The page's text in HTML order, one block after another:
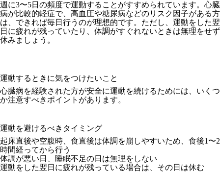
週に3〜5日の頻度で運動することがすすめられています。心臓
病が比較的軽症で、高血圧や糖尿病などのリスク因子がある方
は、できれば毎日行うのが理想的です。ただし、運動をした翌
日に疲れが残っていたり、体調がすぐれないときは無理をせず
休みましょう。
運動するときに気をつけたいこと
心臓病を経験された方が安全に運動を続けるためには、いくつ
か注意すべきポイントがあります。
運動を避けるべきタイミング
起床直後や空腹時、食直後は体調を崩しやすいため、食後1〜2
時間経ってから行う
体調が悪い日、睡眠不足の日は無理をしない
運動をした翌日に疲れが残っている場合は、その日は休む